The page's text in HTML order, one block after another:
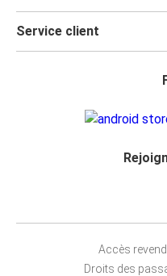
Service client
Accès
Droits des